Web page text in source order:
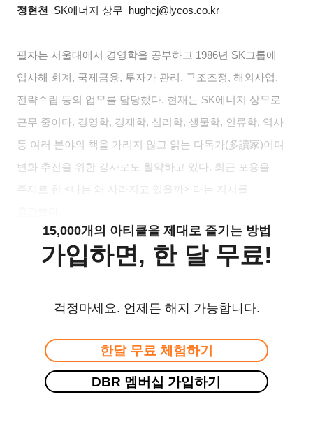
정현천 SK에너지 상무 hughcj@lycos.co.kr
필자는 서울대에서 경영학을 공부하고 1986년 SK그룹에
입사해 회계, 국제금융, 투자가 관리, 구조조정, 해외사업,
전략수립 등의 업무를 담당했다. 현재는 SK에너지 상무로
근무 중이다. 경영학, 경제학, 심리학, 생물학, 인류학, 역사
등 여러 분야의 책을 가리지 않고 읽는 다독가(多讀家)이며
변화 추진을 위한 강사로도 활약하고 있다. 최근 포용을
주제로 한 <나는 왜 사라지고 있을까> 라는 저서를
15,000개의 아티클을 제대로 즐기는 방법
가입하면, 한 달 무료!
걱정마세요. 언제든 해지 가능합니다.
한달 무료 체험하기
DBR 멤버십 가입하기